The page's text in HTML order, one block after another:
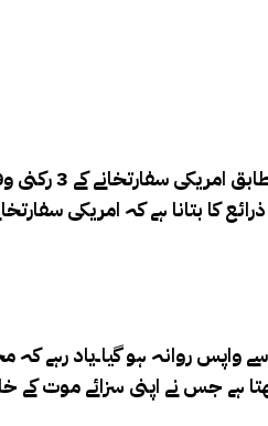
جیل
کا بتانا ہے کہ امریکی
وفد اڈیالہ جیل سے واپس روانہ ہو
ہے جس نے اپنی سزائے موت کے